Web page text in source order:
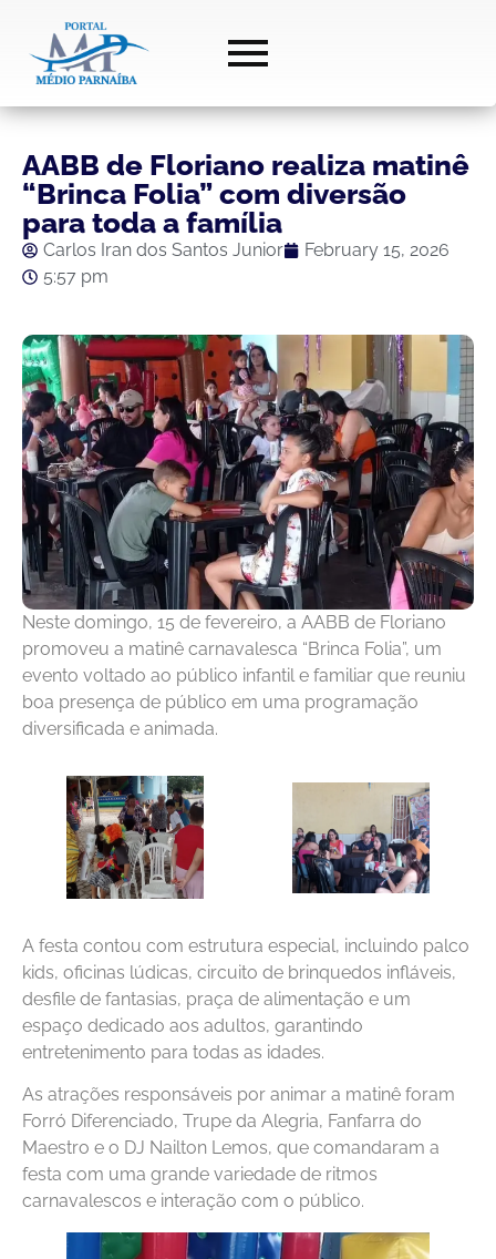
AABB de Floriano realiza matinê
“Brinca Folia” com diversão
para toda a família
Carlos Iran dos Santos Junior
February 15, 2026
5:57 pm
Neste domingo, 15 de fevereiro, a AABB de Floriano
promoveu a matinê carnavalesca “Brinca Folia”, um
evento voltado ao público infantil e familiar que reuniu
boa presença de público em uma programação
diversificada e animada.
A festa contou com estrutura especial, incluindo palco
kids, oficinas lúdicas, circuito de brinquedos infláveis,
desfile de fantasias, praça de alimentação e um
espaço dedicado aos adultos, garantindo
entretenimento para todas as idades.
As atrações responsáveis por animar a matinê foram
Forró Diferenciado, Trupe da Alegria, Fanfarra do
Maestro e o DJ Nailton Lemos, que comandaram a
festa com uma grande variedade de ritmos
carnavalescos e interação com o público.